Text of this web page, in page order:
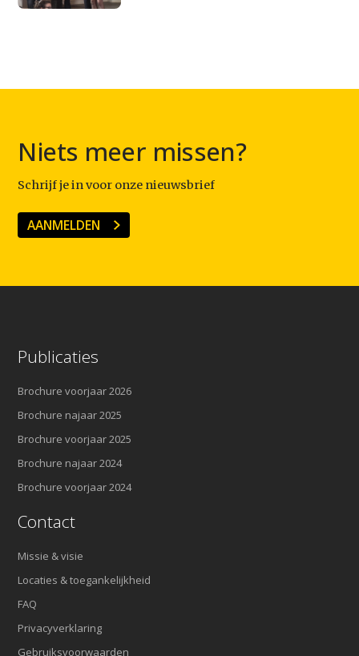
Niets meer missen?
Schrijf je in voor onze nieuwsbrief
AANMELDEN
Publicaties
Brochure voorjaar 2026
Brochure najaar 2025
Brochure voorjaar 2025
Brochure najaar 2024
Brochure voorjaar 2024
Contact
Missie & visie
Locaties & toegankelijkheid
FAQ
Privacyverklaring
Gebruiksvoorwaarden